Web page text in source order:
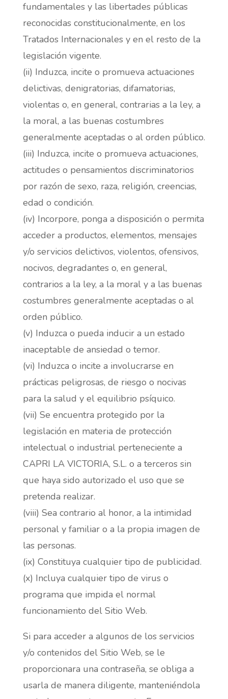
fundamentales y las libertades públicas
reconocidas constitucionalmente, en los
Tratados Internacionales y en el resto de la
legislación vigente.
(ii) Induzca, incite o promueva actuaciones
delictivas, denigratorias, difamatorias,
violentas o, en general, contrarias a la ley, a
la moral, a las buenas costumbres
generalmente aceptadas o al orden público.
(iii) Induzca, incite o promueva actuaciones,
actitudes o pensamientos discriminatorios
por razón de sexo, raza, religión, creencias,
edad o condición.
(iv) Incorpore, ponga a disposición o permita
acceder a productos, elementos, mensajes
y/o servicios delictivos, violentos, ofensivos,
nocivos, degradantes o, en general,
contrarios a la ley, a la moral y a las buenas
costumbres generalmente aceptadas o al
orden público.
(v) Induzca o pueda inducir a un estado
inaceptable de ansiedad o temor.
(vi) Induzca o incite a involucrarse en
prácticas peligrosas, de riesgo o nocivas
para la salud y el equilibrio psíquico.
(vii) Se encuentra protegido por la
legislación en materia de protección
intelectual o industrial perteneciente a
CAPRI LA VICTORIA, S.L. o a terceros sin
que haya sido autorizado el uso que se
pretenda realizar.
(viii) Sea contrario al honor, a la intimidad
personal y familiar o a la propia imagen de
las personas.
(ix) Constituya cualquier tipo de publicidad.
(x) Incluya cualquier tipo de virus o
programa que impida el normal
funcionamiento del Sitio Web.
Si para acceder a algunos de los servicios
y/o contenidos del Sitio Web, se le
proporcionara una contraseña, se obliga a
usarla de manera diligente, manteniéndola